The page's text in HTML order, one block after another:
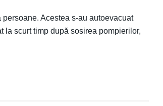
Acestea s-au autoevacuat
la scurt timp după sosirea pompierilor,